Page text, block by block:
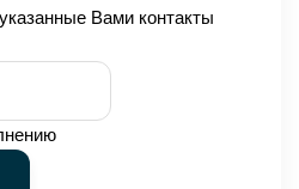
Вами контакты